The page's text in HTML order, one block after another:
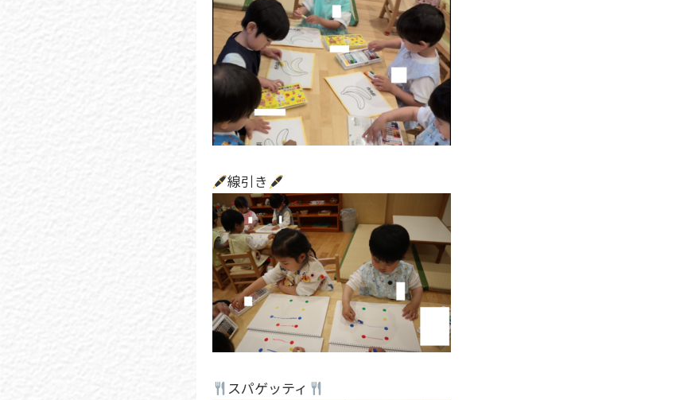
線引き
スパゲッティ